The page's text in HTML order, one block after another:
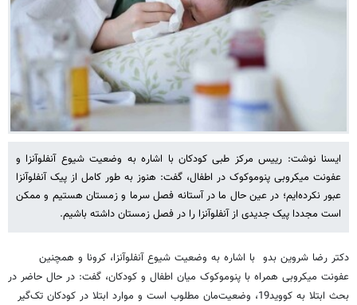
ایسنا نوشت: رییس مرکز طبی کودکان با اشاره به وضعیت شیوع آنفلوآنزا و
عفونت میکروبی پنوموکوک در اطفال، گفت: هنوز به طور کامل از پیک آنفلوآنزا
عبور نکرده‌ایم؛ در عین حال ما در آستانه فصل سرما و زمستان هستیم و ممکن
است مجددا پیک جدیدی از آنفلوآنزا را در فصل زمستان داشته باشیم.
دکتر رضا شروین بدو ‌ با اشاره به وضعیت شیوع آنفلوآنزا، کرونا و همچنین
عفونت میکروبی همراه با پنوموکوک میان اطفال و کودکان، گفت: در حال حاضر در
بحث ابتلا به کووید19، وضعیت‌مان مطلوب است و موارد ابتلا در کودکان تک‌گیر